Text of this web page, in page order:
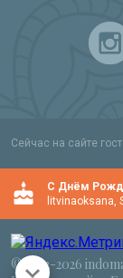
Сейчас на сайте
C Днём
litvinaoksana,
© 2012-2026